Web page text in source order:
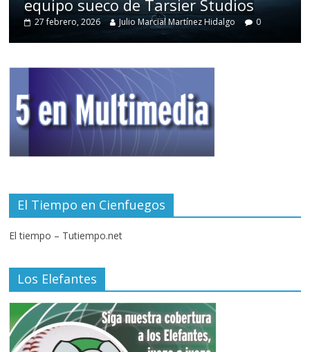
equipo sueco de Tarsier Studios
27 febrero, 2026 Julio Marcial Martínez Hidalgo 0
El Tiempo en Cienfuegos
El tiempo – Tutiempo.net
Los Elefantes